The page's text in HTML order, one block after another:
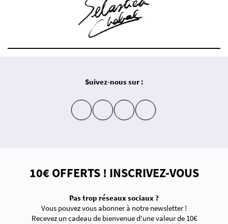
Suivez-nous sur :
insta fb yt in
10€ OFFERTS ! INSCRIVEZ-VOUS
Pas trop réseaux sociaux ?
Vous pouvez vous abonner à notre newsletter !
Recevez un cadeau de bienvenue d'une valeur de 10€